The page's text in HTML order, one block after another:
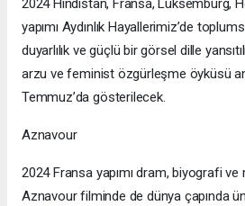
2024 Hindistan, Fransa, Lüksemburg,
yapımı Aydınlık Hayallerimiz’de
duyarlılık ve güçlü bir görsel dille
arzu ve feminist özgürleşme öyküsü
Temmuz’da gösterilecek.
Aznavour
2024 Fransa yapımı dram, biyografi
Aznavour filminde de dünya çapında